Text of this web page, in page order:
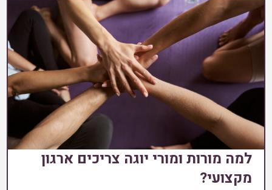
למה מורות ומורי יוגה צריכים ארגון
מקצועי?